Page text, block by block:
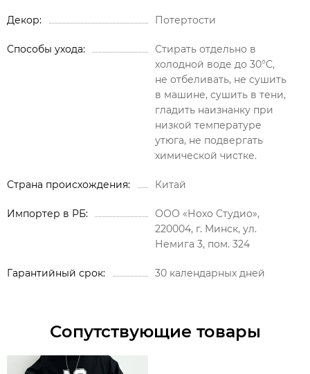
Декор Потертости
Способы ухода
Стирать отдельно в
холодной воде до 30°C,
не отбеливать, не сушить
в машине, сушить в тени,
гладить наизнанку при
низкой температуре
утюга, не подвергать
химической чистке.
Страна происхождения Китай
Импортер в РБ
ООО «Нохо Студио»,
220004, г. Минск, ул.
Немига 3, пом. 324
Гарантийный срок 30 календарных дней
Сопутствующие товары